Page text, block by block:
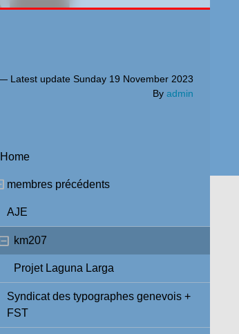
Latest update Sunday 19 November 2023
By admin
Home
membres précédents
AJE
km207
Projet Laguna Larga
Syndicat des typographes genevois +
FST